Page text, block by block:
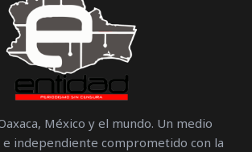
México y el mundo. Un medio
independiente comprometido con la